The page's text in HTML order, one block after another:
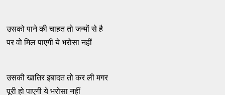
उसको पाने की चाहत तो जन्मों से है
पर वो मिल पाएगी ये भरोसा नहीं
उसकी खातिर इबादत तो कर ली मगर
पूरी हो पाएगी ये भरोसा नहीं